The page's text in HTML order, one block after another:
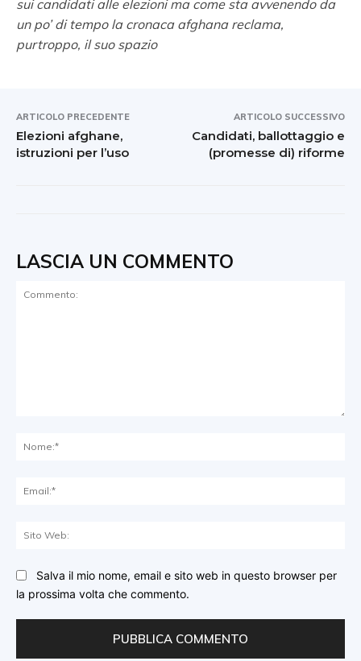
sui candidati alle elezioni ma come sta avvenendo da
un po’ di tempo la cronaca afghana reclama,
purtroppo, il suo spazio
ARTICOLO PRECEDENTE
Elezioni afghane,
istruzioni per l’uso
ARTICOLO SUCCESSIVO
Candidati, ballottaggio e
(promesse di) riforme
LASCIA UN COMMENTO
Salva il mio nome, email e sito web in questo browser per
la prossima volta che commento.